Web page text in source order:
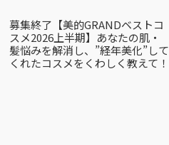
募集終了【美的GRANDベストコ
スメ2026上半期】あなたの肌・
髪悩みを解消し、”経年美化”して
くれたコスメをくわしく教えて！